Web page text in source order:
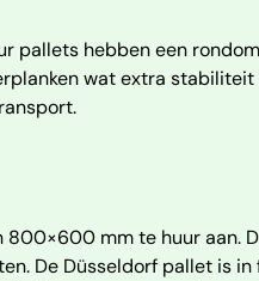
pallets hebben een
wat extra
mm te huur aan.
De Düsseldorf pallet is